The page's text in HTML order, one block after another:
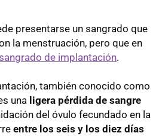
presentarse un sangrado que
la menstruación, pero que en
de implantación.
también conocido como
una ligera pérdida de sangre
del óvulo fecundado en la
entre los seis y los diez días